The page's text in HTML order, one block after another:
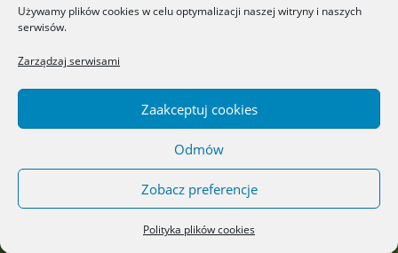
Używamy plików cookies w celu optymalizacji naszej witryny i naszych
serwisów.
Zarządzaj serwisami
Zaakceptuj cookies
Odmów
Zobacz preferencje
Polityka plików cookies
marzec 2025
styczeń 2025
listopad 2024
sierpień 2024